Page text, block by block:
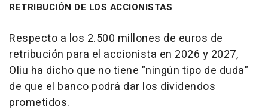
RETRIBUCIÓN DE LOS ACCIONISTAS
Respecto a los 2.500 millones de euros de
retribución para el accionista en 2026 y 2027,
Oliu ha dicho que no tiene "ningún tipo de duda"
de que el banco podrá dar los dividendos
prometidos.